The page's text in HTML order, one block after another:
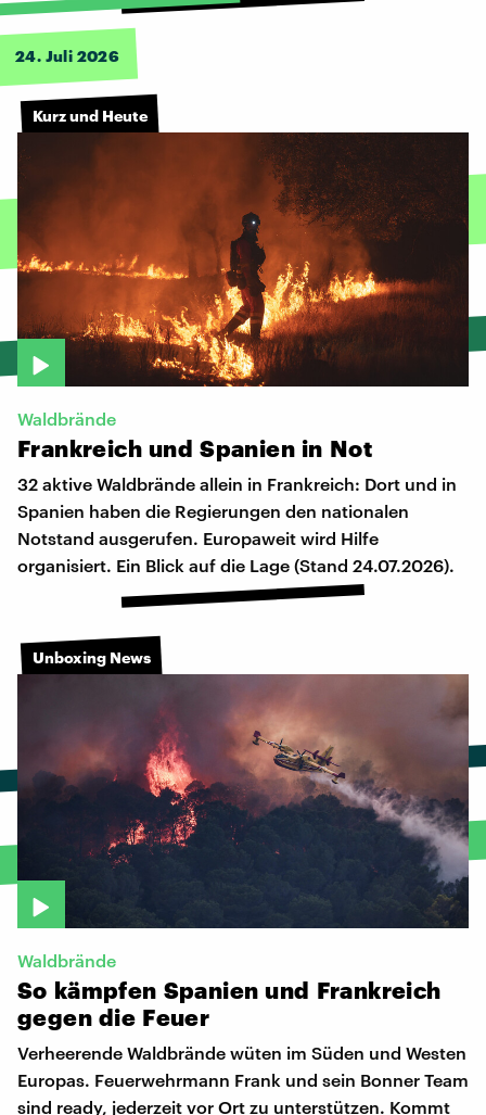
24. Juli 2026
Kurz und Heute
Waldbrände
Frankreich und Spanien in Not
32 aktive Waldbrände allein in Frankreich: Dort und in
Spanien haben die Regierungen den nationalen
Notstand ausgerufen. Europaweit wird Hilfe
organisiert. Ein Blick auf die Lage (Stand 24.07.2026).
Unboxing News
Waldbrände
So kämpfen Spanien und Frankreich
gegen die Feuer
Verheerende Waldbrände wüten im Süden und Westen
Europas. Feuerwehrmann Frank und sein Bonner Team
sind ready, jederzeit vor Ort zu unterstützen. Kommt